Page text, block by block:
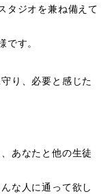
タジオを兼ね備えて
す。
り、必要と感じた
あなたと他の生徒
な人に通って欲し